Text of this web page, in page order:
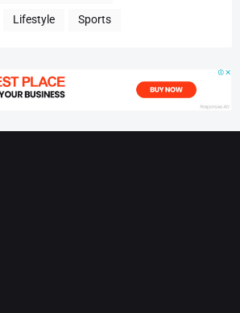
Lifestyle Sports